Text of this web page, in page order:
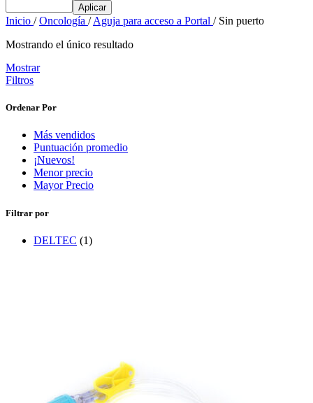
Aplicar
Inicio / Oncología / Aguja para acceso a Portal / Sin puerto
Mostrando el único resultado
Mostrar
Filtros
Ordenar Por
Más vendidos
Puntuación promedio
¡Nuevos!
Menor precio
Mayor Precio
Filtrar por
DELTEC (1)